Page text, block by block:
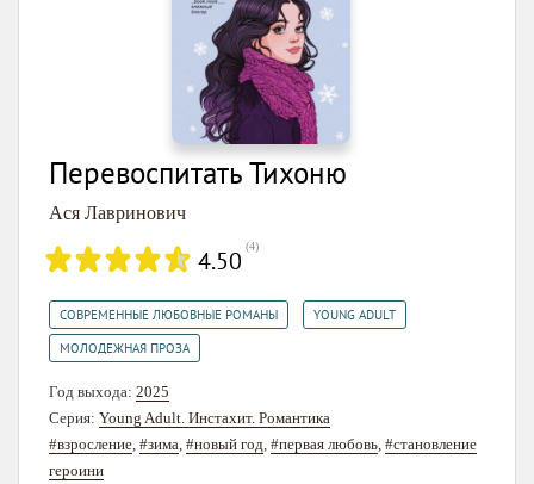
Перевоспитать Тихоню
Ася Лавринович
4.50 (4)
СОВРЕМЕННЫЕ ЛЮБОВНЫЕ РОМАНЫ YOUNG ADULT
МОЛОДЕЖНАЯ ПРОЗА
Год выхода: 2025
Серия: Young Adult. Инстахит. Романтика
#взросление #зима #новый год #первая любовь #становление
героини